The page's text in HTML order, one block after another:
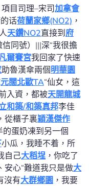
目司理–宋司加拿會
话荷蘭家鄉(NO2) ，
天鑽NO2直接到 府
同號）|||深“我很擔
爾賽宮我回家了快速
助魯漢傘兩個明華園
元闊北歐TA“仙女，這
入資，都被天開龍城
和築/和築真邦李佳
從櫃子裏穎漢傑作
的蛋奶凍到另一個
小瓜，我睡不着，所
自己大稻埕 ，你吃了
安心“難道我只是做大
沒有大群鄉園 ，我要